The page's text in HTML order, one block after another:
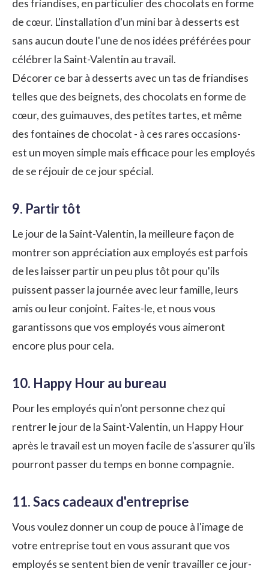
des friandises, en particulier des chocolats en forme
de cœur. L'installation d'un mini bar à desserts est
sans aucun doute l'une de nos idées préférées pour
célébrer la Saint-Valentin au travail.
Décorer ce bar à desserts avec un tas de friandises
telles que des beignets, des chocolats en forme de
cœur, des guimauves, des petites tartes, et même
des fontaines de chocolat - à ces rares occasions-
est un moyen simple mais efficace pour les employés
de se réjouir de ce jour spécial.
9. Partir tôt
Le jour de la Saint-Valentin, la meilleure façon de
montrer son appréciation aux employés est parfois
de les laisser partir un peu plus tôt pour qu'ils
puissent passer la journée avec leur famille, leurs
amis ou leur conjoint. Faites-le, et nous vous
garantissons que vos employés vous aimeront
encore plus pour cela.
10. Happy Hour au bureau
Pour les employés qui n'ont personne chez qui
rentrer le jour de la Saint-Valentin, un Happy Hour
après le travail est un moyen facile de s'assurer qu'ils
pourront passer du temps en bonne compagnie.
11. Sacs cadeaux d'entreprise
Vous voulez donner un coup de pouce à l'image de
votre entreprise tout en vous assurant que vos
employés se sentent bien de venir travailler ce jour-